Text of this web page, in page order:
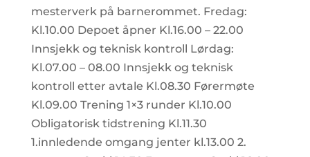
mesterverk på barnerommet. Fredag:
Kl.10.00 Depoet åpner Kl.16.00 – 22.00
Innsjekk og teknisk kontroll Lørdag:
Kl.07.00 – 08.00 Innsjekk og teknisk
kontroll etter avtale Kl.08.30 Førermøte
Kl.09.00 Trening 1×3 runder Kl.10.00
Obligatorisk tidstrening Kl.11.30
1.innledende omgang jenter kl.13.00 2.